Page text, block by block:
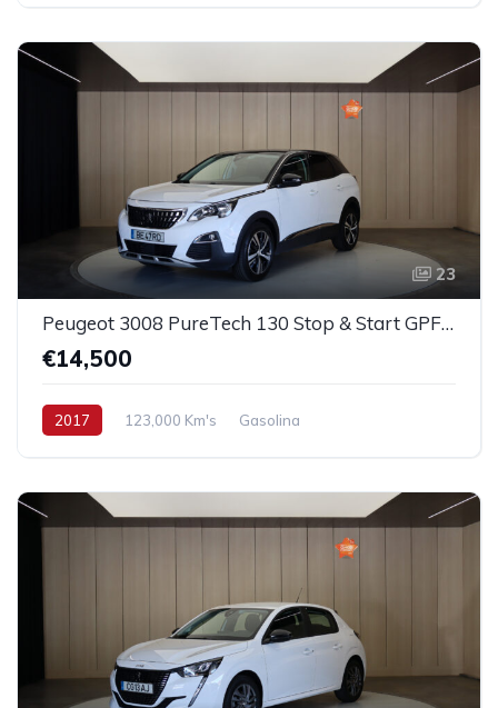
23
Peugeot 3008 PureTech 130 Stop & Start GPF Allure
€14,500
2017 123,000 Km's Gasolina